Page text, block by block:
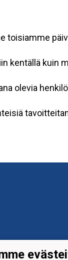
toisiamme
kentällä kuin
olevia